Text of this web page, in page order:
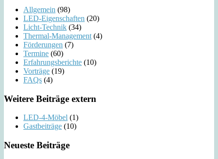
Allgemein (98)
LED-Eigenschaften (20)
Licht-Technik (34)
Thermal-Management (4)
Förderungen (7)
Termine (60)
Erfahrungsberichte (10)
Vorträge (19)
FAQs (4)
Weitere Beiträge extern
LED-4-Möbel (1)
Gastbeiträge (10)
Neueste Beiträge